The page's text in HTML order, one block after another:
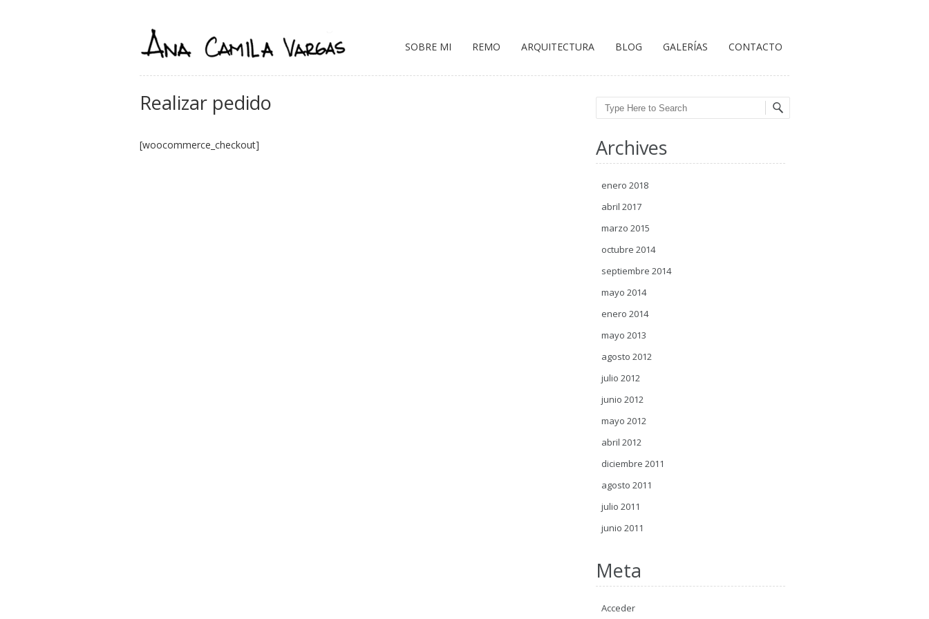
SOBRE MI REMO ARQUITECTURA BLOG GALERÍAS CONTACTO
Realizar pedido
[woocommerce_checkout]
Search
Archives
enero 2018
abril 2017
marzo 2015
octubre 2014
septiembre 2014
mayo 2014
enero 2014
mayo 2013
agosto 2012
julio 2012
junio 2012
mayo 2012
abril 2012
diciembre 2011
agosto 2011
julio 2011
junio 2011
Meta
Acceder